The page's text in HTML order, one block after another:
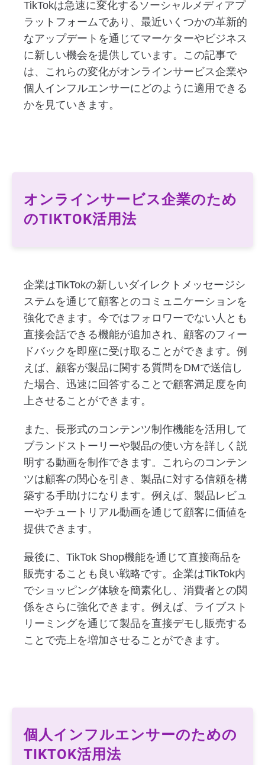
TikTokは急速に変化するソーシャルメディアプ
ラットフォームであり、最近いくつかの革新的
なアップデートを通じてマーケターやビジネス
に新しい機会を提供しています。この記事で
は、これらの変化がオンラインサービス企業や
個人インフルエンサーにどのように適用できる
かを見ていきます。
オンラインサービス企業のため
のTIKTOK活用法
企業はTikTokの新しいダイレクトメッセージシ
ステムを通じて顧客とのコミュニケーションを
強化できます。今ではフォロワーでない人とも
直接会話できる機能が追加され、顧客のフィー
ドバックを即座に受け取ることができます。例
えば、顧客が製品に関する質問をDMで送信し
た場合、迅速に回答することで顧客満足度を向
上させることができます。
また、長形式のコンテンツ制作機能を活用して
ブランドストーリーや製品の使い方を詳しく説
明する動画を制作できます。これらのコンテン
ツは顧客の関心を引き、製品に対する信頼を構
築する手助けになります。例えば、製品レビュ
ーやチュートリアル動画を通じて顧客に価値を
提供できます。
最後に、TikTok Shop機能を通じて直接商品を
販売することも良い戦略です。企業はTikTok内
でショッピング体験を簡素化し、消費者との関
係をさらに強化できます。例えば、ライブスト
リーミングを通じて製品を直接デモし販売する
ことで売上を増加させることができます。
個人インフルエンサーのための
TIKTOK活用法